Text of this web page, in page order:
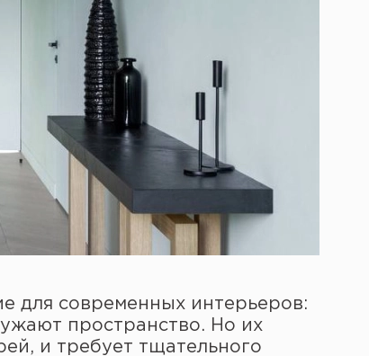
для современных интерьеров:
пространство. Но их
и требует тщательного